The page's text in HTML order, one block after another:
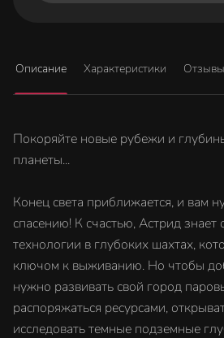
Описание Характеристики Отзывы
Покоряйте новые рубежи и
планеты...
Конец света приближается, и вам
спасению! К счастью, Астрид знает
технологии в глубоких шахтах,
ключом к выживанию. Но чтобы
нужно развивать свой город
распоряжаться ресурсами,
исследовать темные подземные